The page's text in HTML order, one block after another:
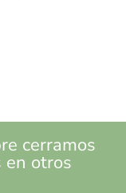
cerramos
en otros